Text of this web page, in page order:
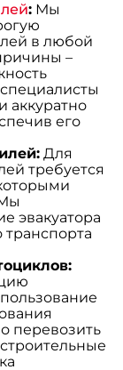
: Мы
в любой
–
аккуратно
его
Для
требуется
эвакуатора
транспорта
перевозить